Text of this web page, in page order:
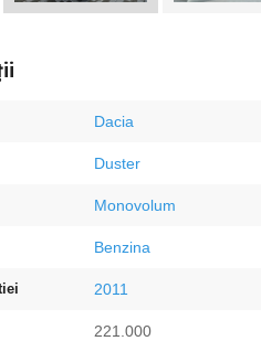
Dacia
Duster
Monovolum
Benzina
2011
221.000